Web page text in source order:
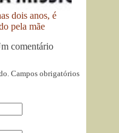
dois anos, é
pela mãe
comentário
Campos obrigatórios